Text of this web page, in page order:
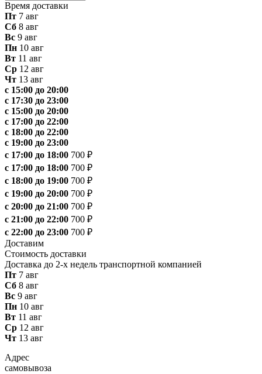
Время доставки
Пт 7 авг
Сб 8 авг
Вс 9 авг
Пн 10 авг
Вт 11 авг
Ср 12 авг
Чт 13 авг
с 15:00 до 20:00
с 17:30 до 23:00
с 15:00 до 20:00
с 17:00 до 22:00
с 18:00 до 22:00
с 19:00 до 23:00
с 17:00 до 18:00 700 ₽
с 17:00 до 18:00 700 ₽
с 18:00 до 19:00 700 ₽
с 19:00 до 20:00 700 ₽
с 20:00 до 21:00 700 ₽
с 21:00 до 22:00 700 ₽
с 22:00 до 23:00 700 ₽
Доставим
Стоимость доставки
Доставка до 2-х недель транспортной компанией
Пт 7 авг
Сб 8 авг
Вс 9 авг
Пн 10 авг
Вт 11 авг
Ср 12 авг
Чт 13 авг
Адрес
самовывоза